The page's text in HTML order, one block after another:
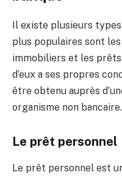
Il existe plusieurs
plus populaires sont
immobiliers et les prêts
d’eux a ses propres
être obtenu auprès
organisme non bancaire.
Le prêt personnel
Le prêt personnel est